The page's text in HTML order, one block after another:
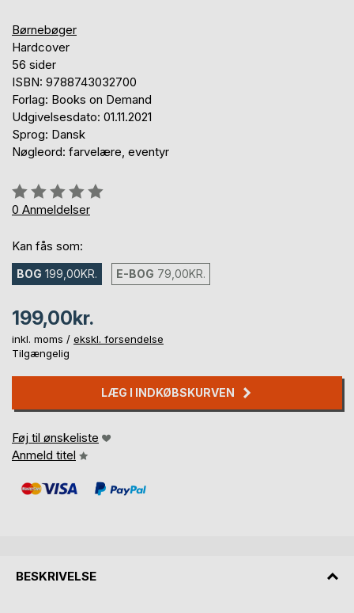
Børnebøger
Hardcover
56 sider
ISBN: 9788743032700
Forlag: Books on Demand
Udgivelsesdato: 01.11.2021
Sprog: Dansk
Nøgleord: farvelære, eventyr
Anmeldelse::
0%
0 Anmeldelser
Kan fås som:
BOG 199,00KR. E-BOG 79,00KR.
199,00kr.
inkl. moms / ekskl. forsendelse
Tilgængelig
LÆG I INDKØBSKURVEN
Føj til ønskeliste
Anmeld titel
BESKRIVELSE